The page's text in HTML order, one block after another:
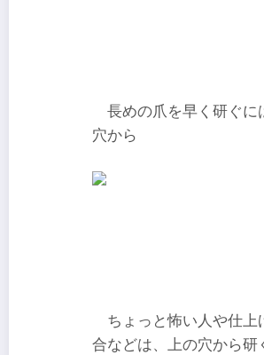
長めの爪を早く研ぐに
穴から
ちょっと怖い人や仕上
合などは、上の穴から研